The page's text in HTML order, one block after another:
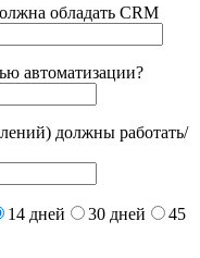
обладать CRM
автоматизации?
должны работать/
14 дней 30 дней
45